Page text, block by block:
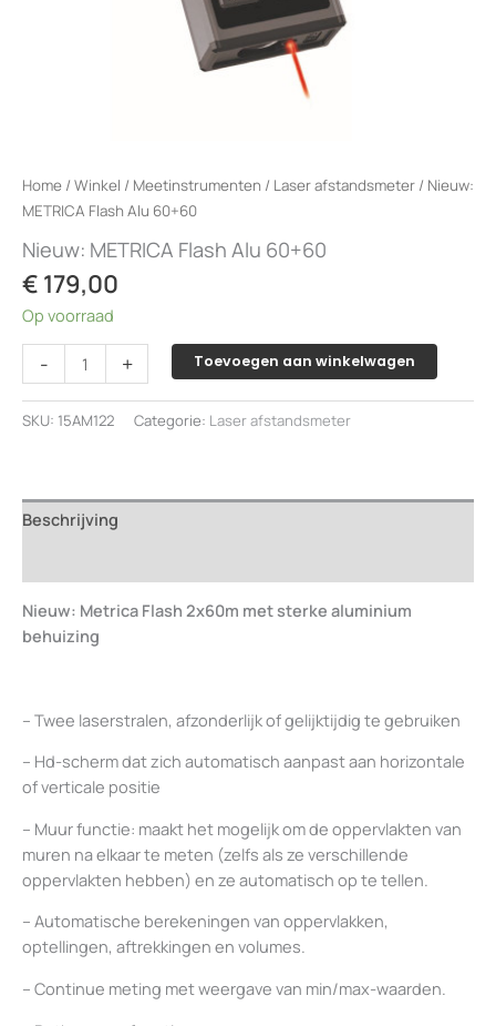
Home /Winkel / Meetinstrumenten / Laser afstandsmeter / Nieuw:
METRICA Flash Alu 60+60
Nieuw: METRICA Flash Alu 60+60
€ 179,00
Op voorraad
-
METRICA
Flash
Alu
+ Toevoegen aan winkelwagen
SKU: 15AM122 Categorie: Laser afstandsmeter
Beschrijving
Nieuw: Metrica Flash 2x60m met sterke aluminium
behuizing
– Twee laserstralen, afzonderlijk of gelijktijdig te gebruiken
– Hd-scherm dat zich automatisch aanpast aan horizontale
of verticale positie
– Muur functie: maakt het mogelijk om de oppervlakten van
muren na elkaar te meten (zelfs als ze verschillende
oppervlakten hebben) en ze automatisch op te tellen.
– Automatische berekeningen van oppervlakken,
optellingen, aftrekkingen en volumes.
– Continue meting met weergave van min/max-waarden.